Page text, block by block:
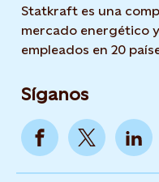
Statkraft es una
mercado energético
empleados en 20
Síganos